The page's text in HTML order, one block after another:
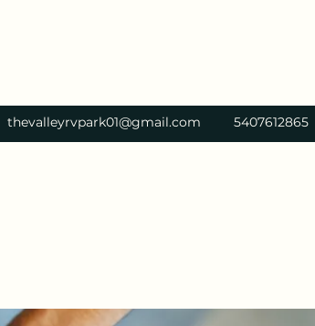
thevalleyrvpark01@gmail.com 5407612865